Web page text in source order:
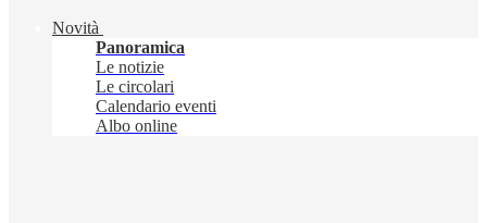
Novità
Panoramica
Le notizie
Le circolari
Calendario eventi
Albo online